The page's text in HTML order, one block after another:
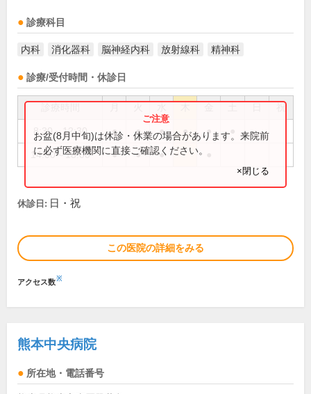
診療科目
内科 消化器科 脳神経内科 放射線科 精神科
診療/受付時間・休診日
祝
8:30～12:30 ● ● ● ● ●
14:00～18:00 ● ● ●
お盆(8月中旬)は休診・休業の場合があります。来院前
に必ず医療機関に直接ご確認ください。
×閉じる
休診日: 日・祝
この医院の詳細をみる
アクセス数※
熊本中央病院
所在地・電話番号